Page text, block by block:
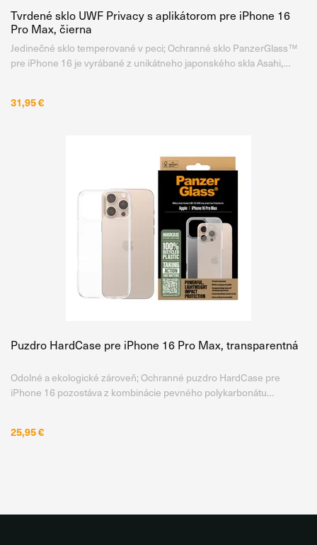
Tvrdené sklo UWF Privacy s aplikátorom pre iPhone 16
Pro Max, čierna
Jedinečné sklo temperované v peci; Ochranné sklo PanzerGlass™
pre iPhone 16 je vyrábané z unikátneho japonského skla Asahi,
31,95 €
Puzdro HardCase pre iPhone 16 Pro Max, transparentná
Odolné a ekologické zároveň; Ochranné puzdro HardCase pre
iPhone 16 pozostáva z kombinácie pevného polykarbonátu
zabezpečuje
25,95 €